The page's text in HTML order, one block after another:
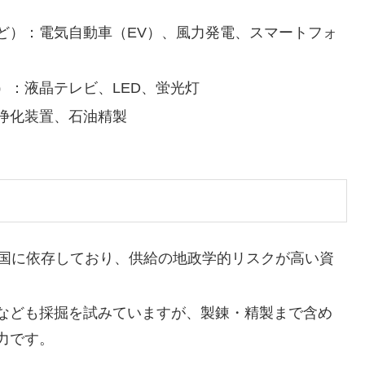
：電気自動車（EV）、風力発電、スマートフォ
：液晶テレビ、LED、蛍光灯
化装置、石油精製
に依存しており、供給の地政学的リスクが高い資
も採掘を試みていますが、製錬・精製まで含め
す。